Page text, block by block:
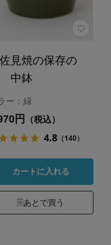
見焼の保存の
中鉢
ー：緑
円 （税込）
4.8（140）
カートに入れる
あとで買う